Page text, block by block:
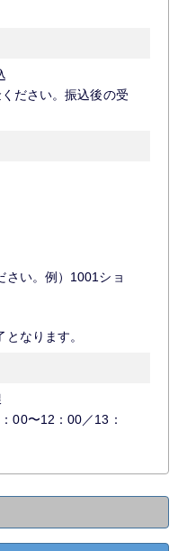
ださい。振込後の受
い。例）1001ショ
なります。
00〜12：00／13：